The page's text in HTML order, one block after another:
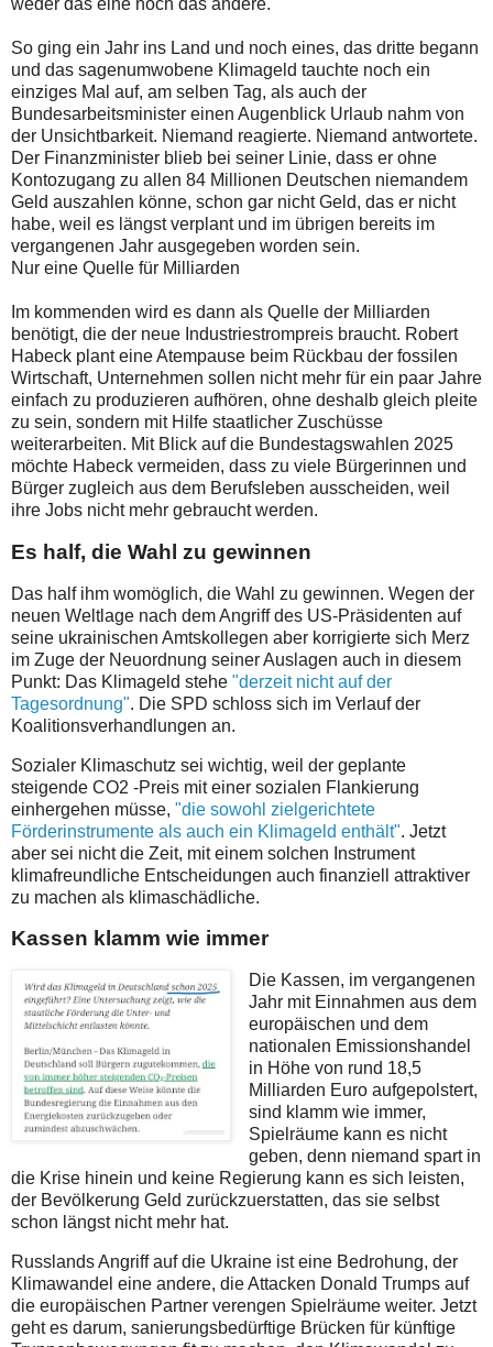
weder das eine noch das andere.
So ging ein Jahr ins Land und noch eines, das dritte begann
und das sagenumwobene Klimageld tauchte noch ein
einziges Mal auf, am selben Tag, als auch der
Bundesarbeitsminister einen Augenblick Urlaub nahm von
der Unsichtbarkeit. Niemand reagierte. Niemand antwortete.
Der Finanzminister blieb bei seiner Linie, dass er ohne
Kontozugang zu allen 84 Millionen Deutschen niemandem
Geld auszahlen könne, schon gar nicht Geld, das er nicht
habe, weil es längst verplant und im übrigen bereits im
vergangenen Jahr ausgegeben worden sein.
Nur eine Quelle für Milliarden
Im kommenden wird es dann als Quelle der Milliarden
benötigt, die der neue Industriestrompreis braucht. Robert
Habeck plant eine Atempause beim Rückbau der fossilen
Wirtschaft, Unternehmen sollen nicht mehr für ein paar Jahre
einfach zu produzieren aufhören, ohne deshalb gleich pleite
zu sein, sondern mit Hilfe staatlicher Zuschüsse
weiterarbeiten. Mit Blick auf die Bundestagswahlen 2025
möchte Habeck vermeiden, dass zu viele Bürgerinnen und
Bürger zugleich aus dem Berufsleben ausscheiden, weil
ihre Jobs nicht mehr gebraucht werden.
Es half, die Wahl zu gewinnen
Das half ihm womöglich, die Wahl zu gewinnen. Wegen der
neuen Weltlage nach dem Angriff des US-Präsidenten auf
seine ukrainischen Amtskollegen aber korrigierte sich Merz
im Zuge der Neuordnung seiner Auslagen auch in diesem
Punkt: Das Klimageld stehe "derzeit nicht auf der
Tagesordnung". Die SPD schloss sich im Verlauf der
Koalitionsverhandlungen an.
Sozialer Klimaschutz sei wichtig, weil der geplante
steigende CO2 -Preis mit einer sozialen Flankierung
einhergehen müsse, "die sowohl zielgerichtete
Förderinstrumente als auch ein Klimageld enthält". Jetzt
aber sei nicht die Zeit, mit einem solchen Instrument
klimafreundliche Entscheidungen auch finanziell attraktiver
zu machen als klimaschädliche.
Kassen klamm wie immer
Die Kassen, im vergangenen
Jahr mit Einnahmen aus dem
europäischen und dem
nationalen Emissionshandel
in Höhe von rund 18,5
Milliarden Euro aufgepolstert,
sind klamm wie immer,
Spielräume kann es nicht
geben, denn niemand spart in
die Krise hinein und keine Regierung kann es sich leisten,
der Bevölkerung Geld zurückzuerstatten, das sie selbst
schon längst nicht mehr hat.
Russlands Angriff auf die Ukraine ist eine Bedrohung, der
Klimawandel eine andere, die Attacken Donald Trumps auf
die europäischen Partner verengen Spielräume weiter. Jetzt
geht es darum, sanierungsbedürftige Brücken für künftige